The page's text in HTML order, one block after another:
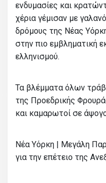
ενδυμασίες και
χέρια γέμισαν με
δρόμους της Νέας
στην πιο εμβληματική
ελληνισμού.
Τα βλέμματα όλων
της Προεδρικής
και καμαρωτοί σε
Νέα Υόρκη | Μεγάλη
για την επέτειο της